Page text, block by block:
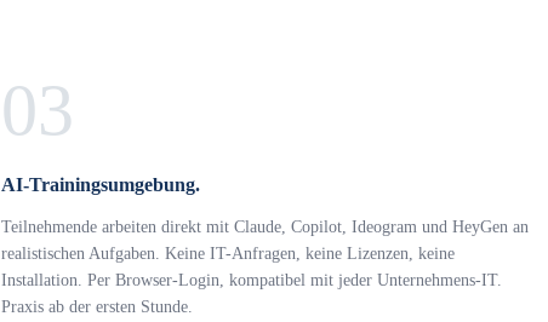
03
AI-Trainingsumgebung.
Teilnehmende arbeiten direkt mit Claude, Copilot, Ideogram und HeyGen an
realistischen Aufgaben. Keine IT-Anfragen, keine Lizenzen, keine
Installation. Per Browser-Login, kompatibel mit jeder Unternehmens-IT.
Praxis ab der ersten Stunde.